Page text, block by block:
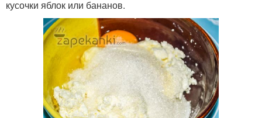
кусочки яблок или бананов.